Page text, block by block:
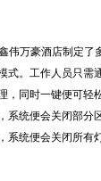
万豪酒店制定了
式。工作人员只需
，同时一键便可轻
系统便会关闭部分
系统便会关闭所有